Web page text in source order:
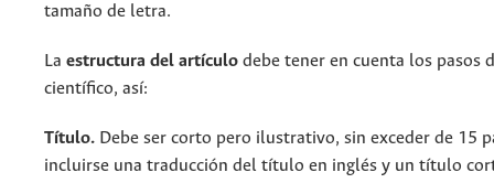
tamaño de letra.
La estructura del artículo debe tener en cuenta los pasos
científico, así:
Título. Debe ser corto pero ilustrativo, sin exceder de 15
incluirse una traducción del título en inglés y un título